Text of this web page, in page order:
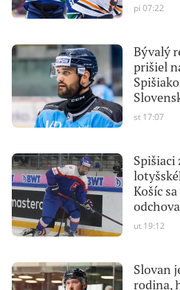
pi 07:22
Bývalý
prišiel
st 17:07
Spišiaci
Košíc
ut 19:12
Slovan
rodina,